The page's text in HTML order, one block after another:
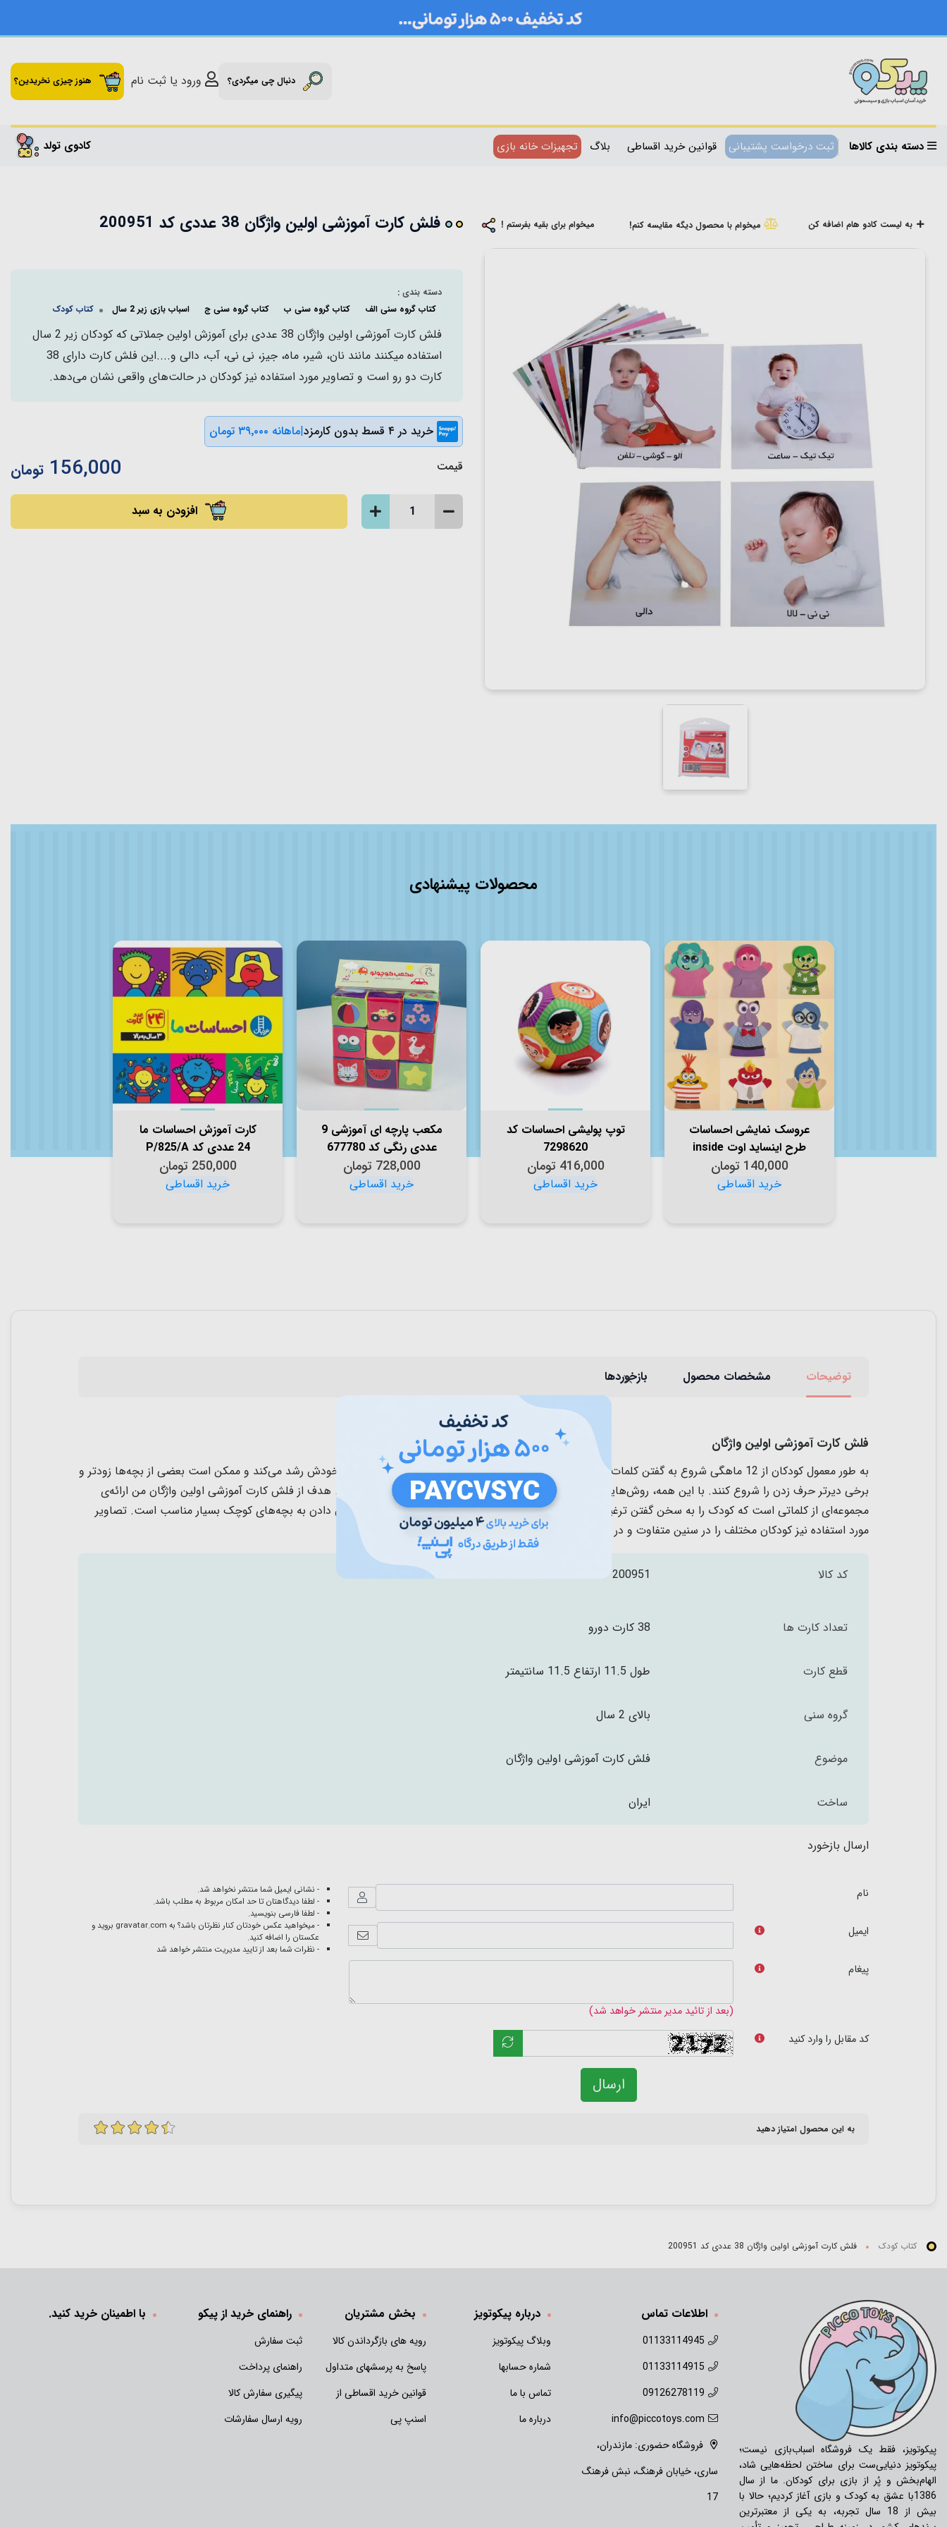
دنبال چی میگردی؟ ورود یا ثبت نام هنوز چیزی نخریدین؟
دسته بندی کالاها ثبت درخواست پشتیبانی قوانین خرید اقساطی بلاگ تجهیزات خانه بازی کادوی تولد
به لیست کادو هام اضافه کن میخوام با محصول دیگه مقایسه کنم! میخوام برای بقیه بفرستم ! فلش کارت آموزشی اولین واژگان 38 عددی کد 200951
دسته بندی :
کتاب گروه سنی الف
کتاب گروه سنی ب کتاب گروه سنی ج اسباب بازی زیر 2 سال کتاب کودک
فلش کارت آموزشی اولین واژگان 38 عددی برای آموزش اولین جملاتی که کودکان زیر 2 سال
استفاده میکنند مانند نان، شیر، ماه، جیز، نی نی، آب، دالی و....این فلش کارت دارای 38
کارت دو رو است و تصاویر مورد استفاده نیز کودکان در حالت‌های واقعی نشان می‌دهد.
خرید در ۴ قسط بدون کارمزد |ماهانه ۳۹٬۰۰۰ تومان
قیمت
156,000 تومان
افزودن به سبد
محصولات پیشنهادی
عروسک نمایشی احساسات
طرح اینساید اوت inside
Out کد 7268821
140,000 تومان
توپ پولیشی احساسات کد
7298620
416,000 تومان
مکعب پارچه ای آموزشی 9
عددی رنگی کد 677780
728,000 تومان
کارت آموزش احساسات ما
24 عددی کد P/825/A
250,000 تومان
توضیحات مشخصات محصول بازخوردها
فلش کارت آموزشی اولین واژگان
به طور معمول کودکان از 12 ماهگی شروع به گفتن کلمات می‌کنند، اما باید توجه داشت که هر کودکی با سرعت خاص خودش رشد می‌کند و ممکن است بعضی از بچه‌ها زودتر و
برخی دیرتر حرف زدن را شروع کنند. با این همه، روش‌هایی وجود دارد که می‌توان با کمک آن‌ها این روند را تسریع کرد. هدف از فلش کارت آموزشی اولین واژگان من ارائه‌ی
مجموعه‌ای از کلماتی است که کودک را به سخن گفتن ترغیب می‌کند. اندازه‌ی کارت‌ها 11.5*11.5 سانتیمتر و برای نشان دادن به بچه‌های کوچک بسیار مناسب است. تصاویر
مورد استفاده نیز کودکان مختلف را در سنین متفاوت و در حالت‌های واقعی نشان می‌دهد.
کد کالا 200951
تعداد کارت ها 38 کارت دورو
قطع کارت طول 11.5 ارتفاع 11.5 سانتیمتر
گروه سنی بالای 2 سال
موضوع فلش کارت آموزشی اولین واژگان
ساخت ایران
ارسال بازخورد
نام
ایمیل
پیغام
(بعد از تائید مدیر منتشر خواهد شد)
کد مقابل را وارد کنید
ارسال
- نشانی ایمیل شما منتشر نخواهد شد.
- لطفا دیدگاهتان تا حد امکان مربوط به مطلب باشد.
- لطفا فارسی بنویسید.
- میخواهید عکس خودتان کنار نظرتان باشد؟ به gravatar.com بروید و
عکستان را اضافه کنید.
- نظرات شما بعد از تایید مدیریت منتشر خواهد شد
به این محصول امتیاز دهید
کتاب کودک فلش کارت آموزشی اولین واژگان 38 عددی کد 200951
پیکوتویز، فقط یک فروشگاه اسباب‌بازی نیست؛
پیکوتویز دنیایی‌ست برای ساختن لحظه‌هایی شاد،
الهام‌بخش و پُر از بازی برای کودکان. ما از سال
1386با عشق به کودک و بازی آغاز کردیم؛ حالا با
بیش از 18 سال تجربه، به یکی از معتبرترین
اطلاعات تماس
01133114945
01133114915
09126278119
info@piccotoys.com
فروشگاه حضوری: مازندران،
ساری، خیابان فرهنگ، نبش فرهنگ
17
درباره پیکوتویز
وبلاگ پیکوتویز
شماره حسابها
تماس با ما
درباره ما
بخش مشتریان
رویه های بازگرداندن کالا
پاسخ به پرسشهای متداول
قوانین خرید اقساطی از
اسنپ پی
راهنمای خرید از پیکو
ثبت سفارش
راهنمای پرداخت
پیگیری سفارش کالا
رویه ارسال سفارشات
با اطمینان خرید کنید.